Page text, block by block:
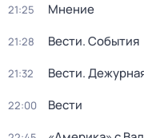
21:25 Мнение
21:28 Вести. События
21:32 Вести.
22:00 Вести